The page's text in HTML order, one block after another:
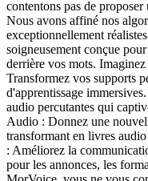
contentons pas de
Nous avons affiné nos
exceptionnellement
soigneusement conçue
derrière vos mots.
Transformez vos supports
d'apprentissage
audio percutantes qui
Audio : Donnez une
transformant en livres
: Améliorez la
pour les annonces, les